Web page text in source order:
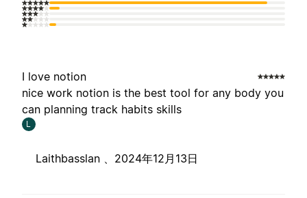
I love notion
nice work notion is the best tool for any body you
can planning track habits skills
L
Laithbasslan 、 2024年12月13日